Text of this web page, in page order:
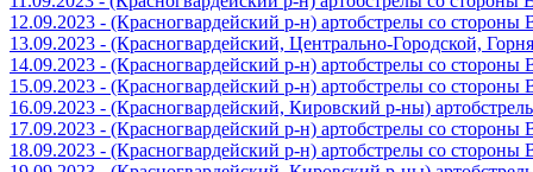
12.09.2023 - (Красногвардейский р-н) артобстрелы со
13.09.2023 - (Красногвардейский, Центрально-Городской,
14.09.2023 - (Красногвардейский р-н) артобстрелы со
15.09.2023 - (Красногвардейский р-н) артобстрелы со
16.09.2023 - (Красногвардейский, Кировский р-ны)
17.09.2023 - (Красногвардейский р-н) артобстрелы со
18.09.2023 - (Красногвардейский р-н) артобстрелы со